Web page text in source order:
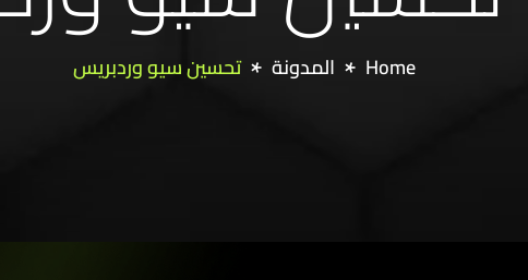
Home المدونة تحسين سيو وردبريس